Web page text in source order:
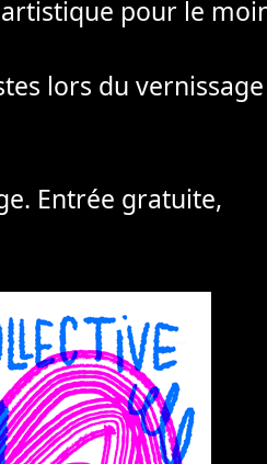
artistique pour le
lors du
Entrée gratuite,